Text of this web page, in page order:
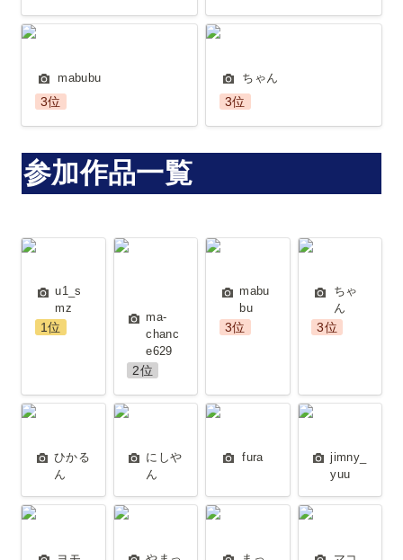
mabubu
mabubu
3位
ちゃん
ちゃん
3位
参加作品一覧
u1_smz
u1_s
mz
1位
ma-
ma-
chanc
e629
2位
mabubu
mabu
bu
3位
ちゃん
ちゃ
ん
3位
ひかるん
ひかる
ん
にしやん
にしや
ん
fura
fura
jimny_yuu
jimny_
yuu
ヨモギ やまっぴ まっと マコト